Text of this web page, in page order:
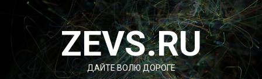
Перейти
содержимомуZEVS.RU
ДАЙТЕ ВОЛЮ ДОРОГЕ